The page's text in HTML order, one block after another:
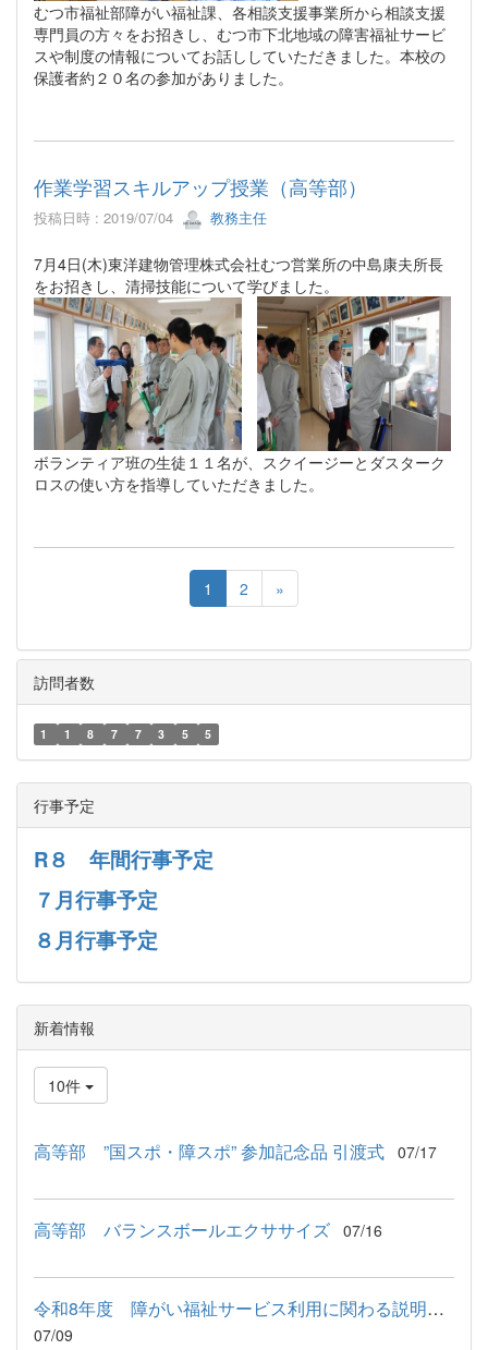
むつ市福祉部障がい福祉課、各相談支援事業所から相談支援
専門員の方々をお招きし、むつ市下北地域の障害福祉サービ
スや制度の情報についてお話ししていただきました。本校の
保護者約２０名の参加がありました。
作業学習スキルアップ授業（高等部）
投稿日時 : 2019/07/04 教務主任
7月4日(木)東洋建物管理株式会社むつ営業所の中島康夫所長
をお招きし、清掃技能について学びました。
ボランティア班の生徒１１名が、スクイージーとダスターク
ロスの使い方を指導していただきました。
1 2 »
訪問者数
1 1 8 7 7 3 5 5
行事予定
R８ 年間行事予定
７月行事予定
８月行事予定
新着情報
10件
高等部 ”国スポ・障スポ” 参加記念品 引渡式 07/17
高等部 バランスボールエクササイズ 07/16
令和8年度 障がい福祉サービス利用に関わる説明会が行われました
07/09